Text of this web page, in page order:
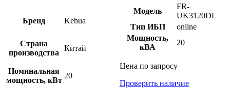
Модель
FR-
UK3120DL
Тип ИБП
online
Мощность,
кВА
20
Цена по запросу
Проверить наличие
Бренд Kehua
Страна
производства
Китай
Номинальная
мощность, кВт
20